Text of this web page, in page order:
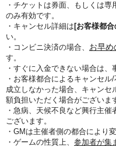
・チケットは券面、もしくは
のみ有効です。
・キャンセル詳細は [お客様都
い。
・コンビニ決済の場合、 お早め
す。
・すぐに入金できない場合は、
・お客様都合によるキャンセ
成立しなかった場合、キャン
額負担いただく場合がございま
・急病、天候不良など興行主
ございます。
・GMは主催者側の都合により
・ゲームの性質上、 参加者が集